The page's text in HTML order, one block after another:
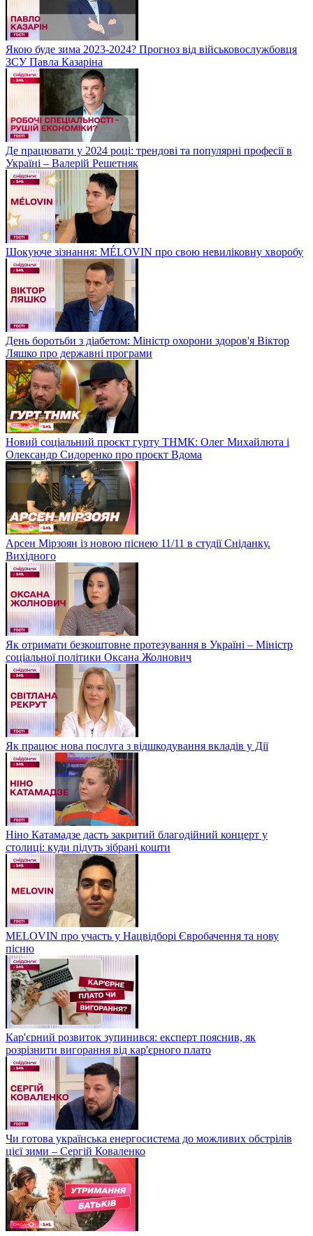
Якою буде зима 2023-2024? Прогноз від військовослужбовця
ЗСУ Павла Казаріна
Де працювати у 2024 році: трендові та популярні професії в
Україні – Валерій Решетняк
Шокуюче зізнання: MÉLOVIN про свою невиліковну хворобу
День боротьби з діабетом: Міністр охорони здоров'я Віктор
Ляшко про державні програми
Новий соціальний проєкт гурту ТНМК: Олег Михайлюта і
Олександр Сидоренко про проєкт Вдома
Арсен Мірзоян із новою піснею 11/11 в студії Сніданку.
Вихідного
Як отримати безкоштовне протезування в Україні – Міністр
соціальної політики Оксана Жолнович
Як працює нова послуга з відшкодування вкладів у Дії
Ніно Катамадзе дасть закритий благодійний концерт у
столиці: куди підуть зібрані кошти
MELOVIN про участь у Нацвідборі Євробачення та нову
пісню
Кар'єрний розвиток зупинився: експерт пояснив, як
розрізнити вигорання від кар'єрного плато
Чи готова українська енергосистема до можливих обстрілів
цієї зими – Сергій Коваленко